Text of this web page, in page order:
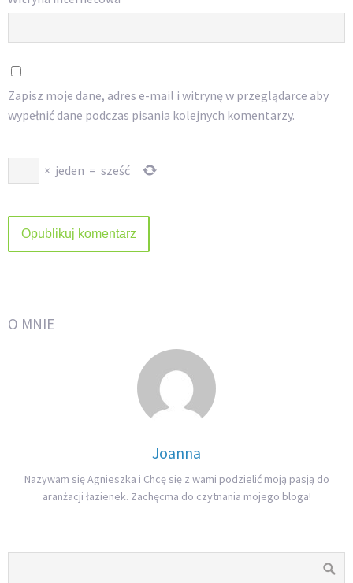
Zapisz moje dane, adres e-mail i witrynę w przeglądarce aby
wypełnić dane podczas pisania kolejnych komentarzy.
× jeden = sześć
O MNIE
Joanna
Nazywam się Agnieszka i Chcę się z wami podzielić moją pasją do
aranżacji łazienek. Zachęcma do czytnania mojego bloga!